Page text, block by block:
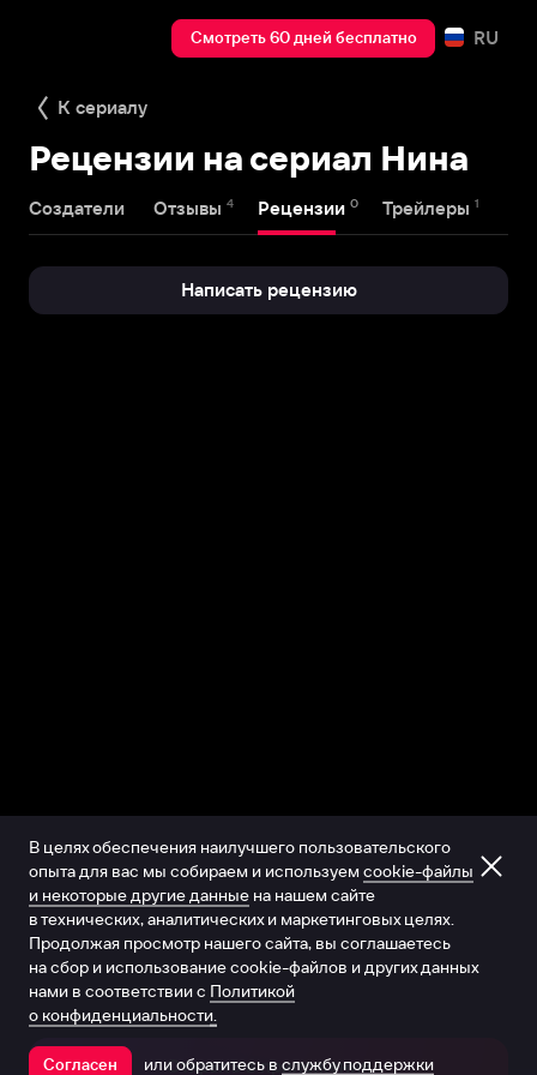
Смотреть 60 дней бесплатно RU
К сериалу
Рецензии на сериал Нина
Создатели Отзывы 4 Рецензии 0 Трейлеры 1
Написать рецензию
Открыть в приложении
В целях обеспечения наилучшего пользовательского
опыта для вас мы собираем и используем cookie-файлы
и некоторые другие данные на нашем сайте
в технических, аналитических и маркетинговых целях.
Продолжая просмотр нашего сайта, вы соглашаетесь
на сбор и использование cookie-файлов и других данных
нами в соответствии с Политикой
о конфиденциальности.
Согласен или обратитесь в службу поддержки